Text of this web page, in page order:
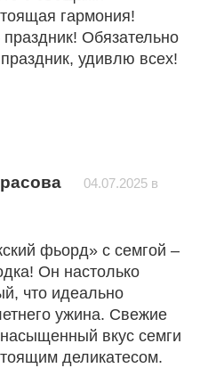
гармония!
Обязательно
удивлю всех!
04.07.2025 в
фьорд» с семгой –
Он настолько
что идеально
ужина. Свежие
вкус семги
деликатесом.